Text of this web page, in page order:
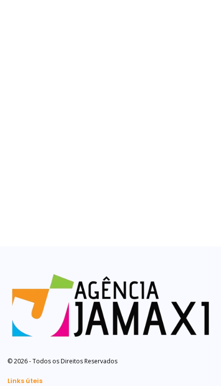
© 2026 - Todos os Direitos Reservados
Links úteis